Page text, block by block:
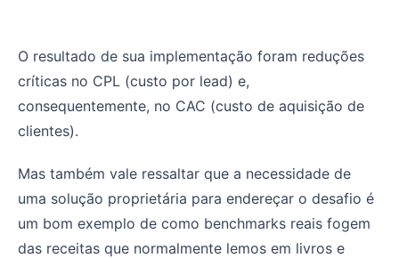
O resultado de sua implementação foram reduções
críticas no CPL (custo por lead) e,
consequentemente, no CAC (custo de aquisição de
clientes).
Mas também vale ressaltar que a necessidade de
uma solução proprietária para endereçar o desafio é
um bom exemplo de como benchmarks reais fogem
das receitas que normalmente lemos em livros e